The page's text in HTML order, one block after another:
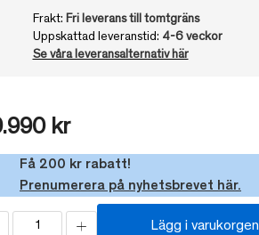
Frakt: Fri leverans till tomtgräns
Uppskattad leveranstid: 4-6 veckor
Se våra leveransalternativ här
kr
Få 200 kr rabatt!
Prenumerera på nyhetsbrevet här.
Lägg i varukorgen